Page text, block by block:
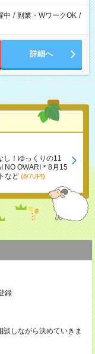
中 / 副業・WワークOK /
詳細へ
し！ゆっくりの11
NO OWARI＊8月15
など (8/7UP!)
録
しながら決めていきま